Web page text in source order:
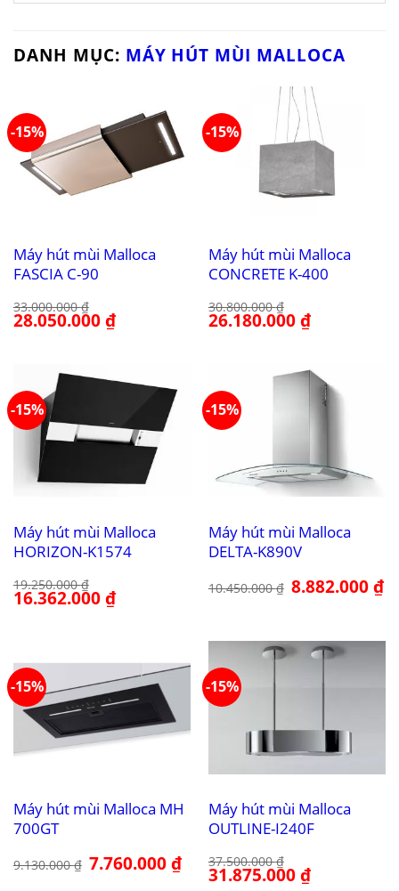
DANH MỤC: MÁY HÚT MÙI MALLOCA
-15%
Máy hút mùi Malloca
FASCIA C-90
33.000.000₫
Giá
gốc
28.050.000₫Giá
hiện
-15%
Máy hút mùi Malloca
CONCRETE K-400
30.800.000₫
Giá
gốc
26.180.000₫Giá
hiện
-15%
Máy hút mùi Malloca
HORIZON-K1574
19.250.000₫
Giá
gốc
16.362.000₫Giá
hiện
-15%
Máy hút mùi Malloca
DELTA-K890V
10.450.000₫ Giá
gốc
8.882.000₫
-15%
Máy hút mùi Malloca MH
700GT
9.130.000₫ Giá
gốc
7.760.000₫Giá
hiện
-15%
Máy hút mùi Malloca
OUTLINE-I240F
37.500.000₫
Giá
gốc
31.875.000₫Giá
hiện